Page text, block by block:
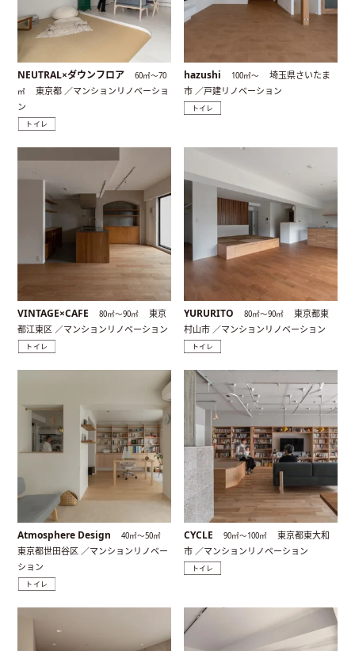
NEUTRAL×ダウンフロア
60㎡〜70
㎡
東京都 ／マンションリノベーショ
ン
トイレ
hazushi 100㎡〜
埼玉県さいたま
市 ／戸建リノベーション
トイレ
VINTAGE×CAFE 80㎡〜90㎡
東京
都江東区 ／マンションリノベーション
トイレ
YURURITO 80㎡〜90㎡
東京都東
村山市 ／マンションリノベーション
トイレ
Atmosphere Design 40㎡〜50㎡
東京都世田谷区 ／マンションリノベー
ション
トイレ
CYCLE 90㎡〜100㎡
東京都東大和
市 ／マンションリノベーション
トイレ